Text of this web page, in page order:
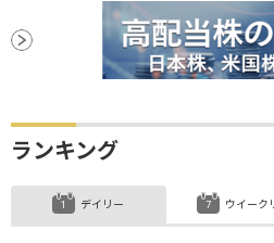
ランキング
デイリー ウイーク